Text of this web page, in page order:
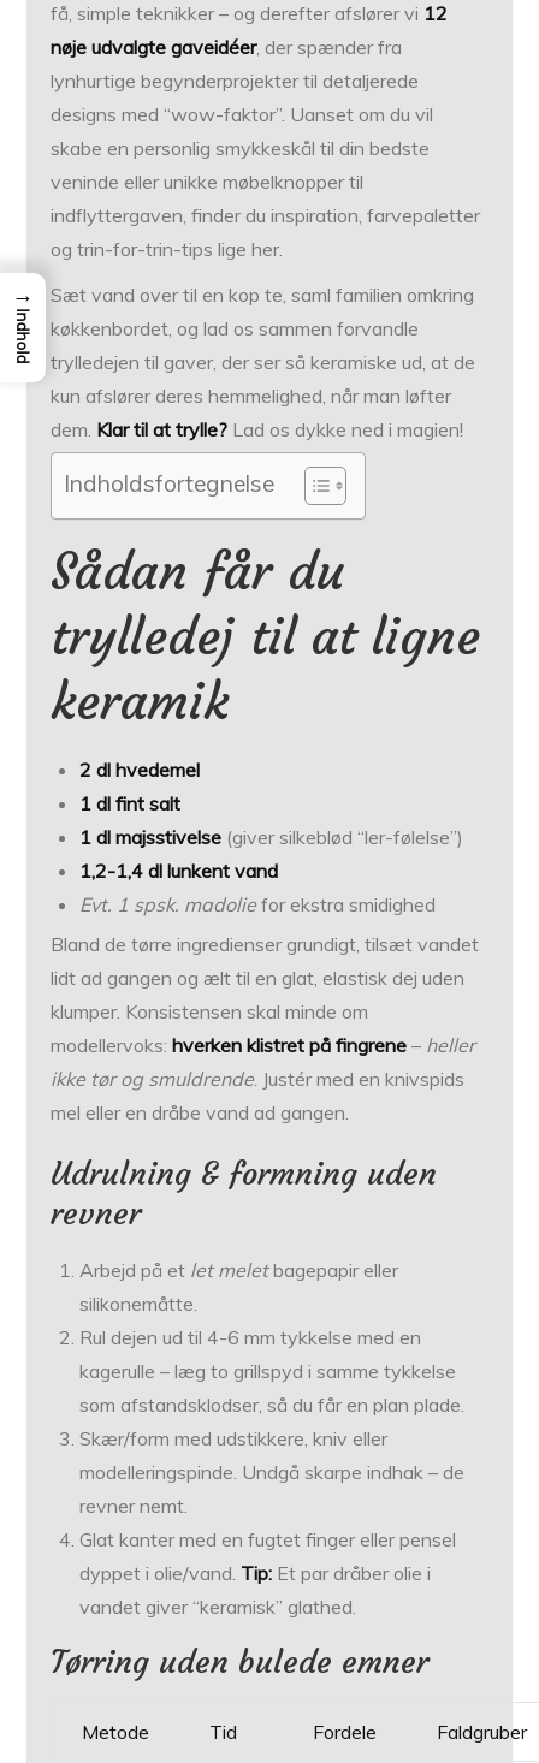
få, simple teknikker – og derefter afslører vi 12
nøje udvalgte gaveidéer, der spænder fra
lynhurtige begynd­erprojekter til detaljerede
designs med “wow-faktor”. Uanset om du vil
skabe en personlig smykkeskål til din bedste
veninde eller unikke møbelknopper til
indflyttergaven, finder du inspiration, farve­paletter
og trin-for-trin-tips lige her.
Sæt vand over til en kop te, saml familien omkring
køkken­bordet, og lad os sammen forvandle
trylledejen til gaver, der ser så keramiske ud, at de
kun afslører deres hemmelighed, når man løfter
dem. Klar til at trylle? Lad os dykke ned i magien!
Indholdsfortegnelse
Sådan får du
trylledej til at ligne
keramik
2 dl hvedemel
1 dl fint salt
1 dl majsstivelse (giver silkeblød “ler-følelse”)
1,2-1,4 dl lunkent vand
Evt. 1 spsk. madoliefor ekstra smidighed
Bland de tørre ingredienser grundigt, tilsæt vandet
lidt ad gangen og ælt til en glat, elastisk dej uden
klumper. Konsistensen skal minde om
modellervoks:hverken klistret på fingrene – heller
ikke tør og smuldrende. Justér med en knivspids
mel eller en dråbe vand ad gangen.
Udrulning & formning uden
revner
Arbejd på et let meletbagepapir eller
silikonemåtte.
Rul dejen ud til 4-6 mm tykkelse med en
kagerulle – læg to grillspyd i samme tykkelse
som afstandsklodser, så du får en plan plade.
Skær/form med udstikkere, kniv eller
modelleringspinde. Undgå skarpe indhak – de
revner nemt.
Glat kanter med en fugtet finger eller pensel
dyppet i olie/vand. Tip: Et par dråber olie i
vandet giver “keramisk” glathed.
Tørring uden bulede emner
Metode Tid Fordele Faldgruber
→
Indhold